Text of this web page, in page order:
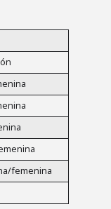
femenina